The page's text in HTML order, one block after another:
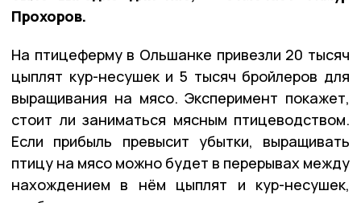
Прохоров.
На птицеферму в Ольшанке привезли 20 тысяч
цыплят кур-несушек и 5 тысяч бройлеров для
выращивания на мясо. Эксперимент покажет,
стоит ли заниматься мясным птицеводством.
Если прибыль превысит убытки, выращивать
птицу на мясо можно будет в перерывах между
нахождением в нём цыплят и кур-несушек,